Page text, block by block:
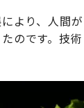
より、人間が
のです。技術